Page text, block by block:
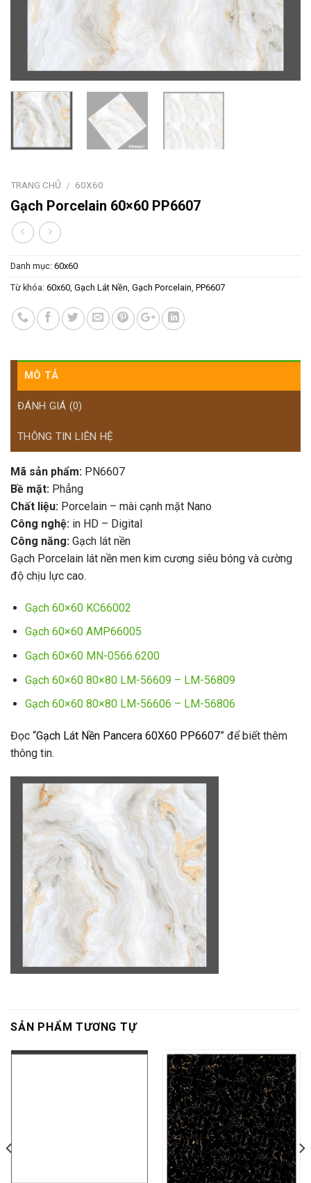
TRANG CHỦ / 60X60
Gạch Porcelain 60×60 PP6607
Danh mục: 60x60
Từ khóa: 60x60, Gạch Lát Nền, Gạch Porcelain, PP6607
MÔ TẢ
ĐÁNH GIÁ (0)
THÔNG TIN LIÊN HỆ
Mã sản phẩm: PN6607
Bề mặt: Phẳng
Chất liệu: Porcelain – mài cạnh mặt Nano
Công nghệ: in HD – Digital
Công năng: Gạch lát nền
Gạch Porcelain lát nền men kim cương siêu bóng và cường
độ chịu lực cao.
Gạch 60×60 KC66002
Gạch 60×60 AMP66005
Gạch 60×60 MN-0566.6200
Gạch 60×60 80×80 LM-56609 – LM-56809
Gạch 60×60 80×80 LM-56606 – LM-56806
Đọc “Gạch Lát Nền Pancera 60X60 PP6607” để biết thêm
thông tin.
SẢN PHẨM TƯƠNG TỰ